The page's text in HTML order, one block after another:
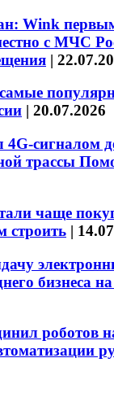
Wink
с МЧС
|
| 20.07.2026
сигналом
трассы
чаще
строить |
бизнеса
роботов